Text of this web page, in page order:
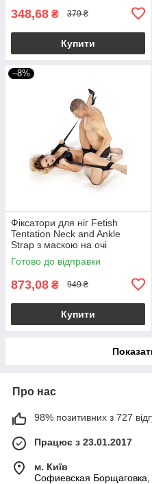
348,68 ₴ 379 ₴
Купити
–8%
Фіксатори для ніг Fetish
Tentation Neck and Ankle
Strap з маскою на очі
Готово до відправки
873,08 ₴ 949 ₴
Купити
Про нас
98% позитивних з 727
Працює з 23.01.2017
м. Київ
Софиевская Борщаговка,